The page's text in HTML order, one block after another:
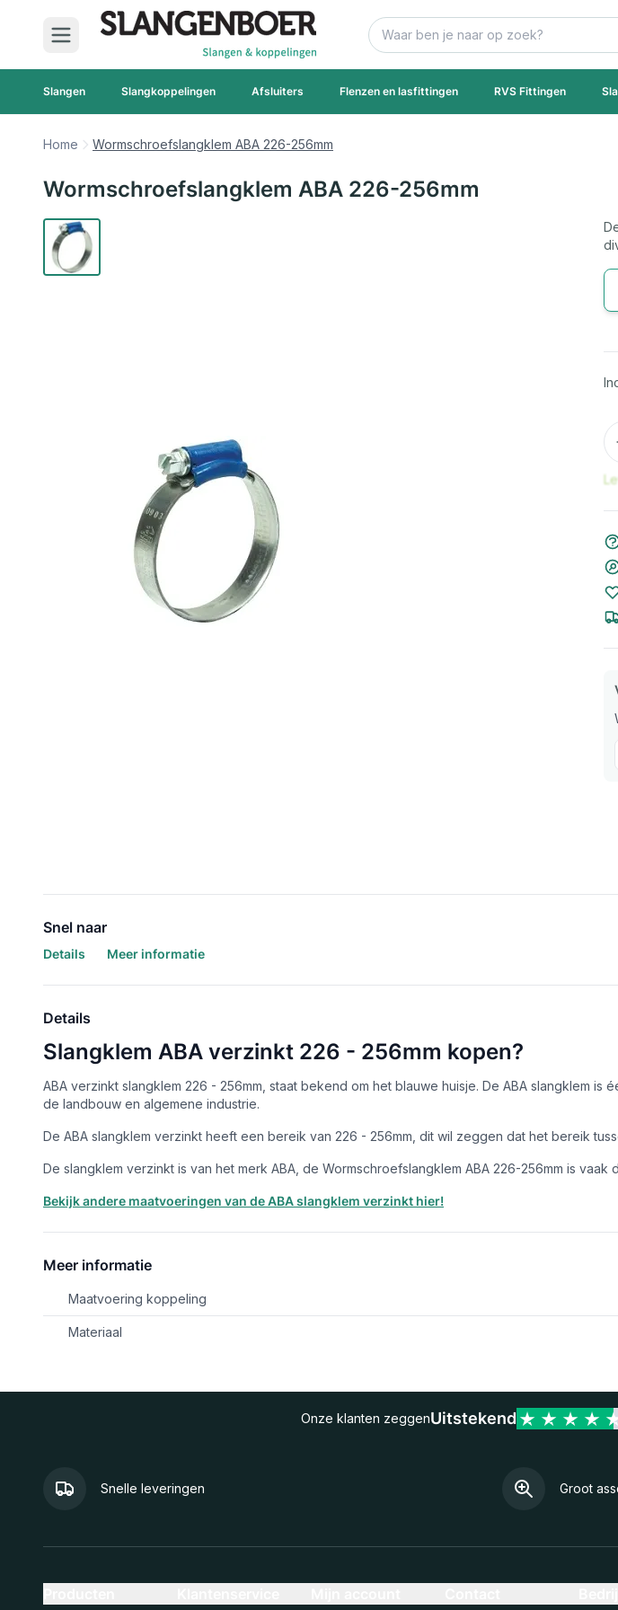
Ga naar de inhoud
Zoek
Slangen Slangkoppelingen Afsluiters Flenzen en lasfittingen RVS Fittingen
Home Wormschroefslangklem ABA 226-256mm
Wormschroefslangklem ABA 226-256mm
Snel naar
Details Meer informatie
Details
Slangklem ABA verzinkt 226 - 256mm kopen?
ABA verzinkt slangklem 226 - 256mm, staat bekend om het blauwe huisje. De ABA slangklem
de landbouw en algemene industrie.
De ABA slangklem verzinkt heeft een bereik van 226 - 256mm, dit wil zeggen dat het bereik
De slangklem verzinkt is van het merk ABA, de Wormschroefslangklem ABA 226-256mm is
Bekijk andere maatvoeringen van de ABA slangklem verzinkt hier!
Meer informatie
Maatvoering koppeling
Materiaal
Onze klanten zeggenUitstekend
Snelle leveringen Groot